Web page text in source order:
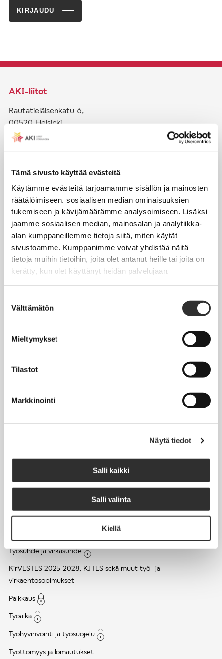
Tämä sivusto käyttää evästeitä
Käytämme evästeitä tarjoamamme sisällön ja mainosten
räätälöimiseen, sosiaalisen median ominaisuuksien
tukemiseen ja kävijämäärämme analysoimiseen. Lisäksi
jaamme sosiaalisen median, mainosalan ja analytiikka-
alan kumppaneillemme tietoja siitä, miten käytät
sivustoamme. Kumppanimme voivat yhdistää näitä
tietoja muihin tietoihin, joita olet antanut heille tai joita on
kerätty, kun olet käyttänyt heidän palvelujaan.
valinta
Välttämätön
Mieltymykset
Tilastot
Markkinointi
Näytä tiedot
Salli kaikki
Salli valinta
Kiellä
KIRJAUDU
AKI-liitot
Rautatieläisenkatu 6,
00520 Helsinki
puh. (09) 4270 1503
Seuraa meitä somessa:
JÄSENYYS
Henkilöjäsenyys
Jäsenmaksujen työnantajaperintä
Matkalaskut
Tapahtumakalenteri
JOBI
TYÖELÄMÄOPAS
Työsuhde ja virkasuhde
KirVESTES 2025-2028, KJTES sekä muut työ- ja
virkaehtosopimukset
Palkkaus
Työaika
Työhyvinvointi ja työsuojelu
Työttömyys ja lomautukset